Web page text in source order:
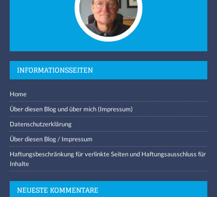
INFORMATIONSSEITEN
Home
Über diesen Blog und über mich (Impressum)
Datenschutzerklärung
Über diesen Blog / Impressum
Haftungsbeschränkung für verlinkte Seiten und Haftungsausschluss für
Inhalte
NEUESTE KOMMENTARE